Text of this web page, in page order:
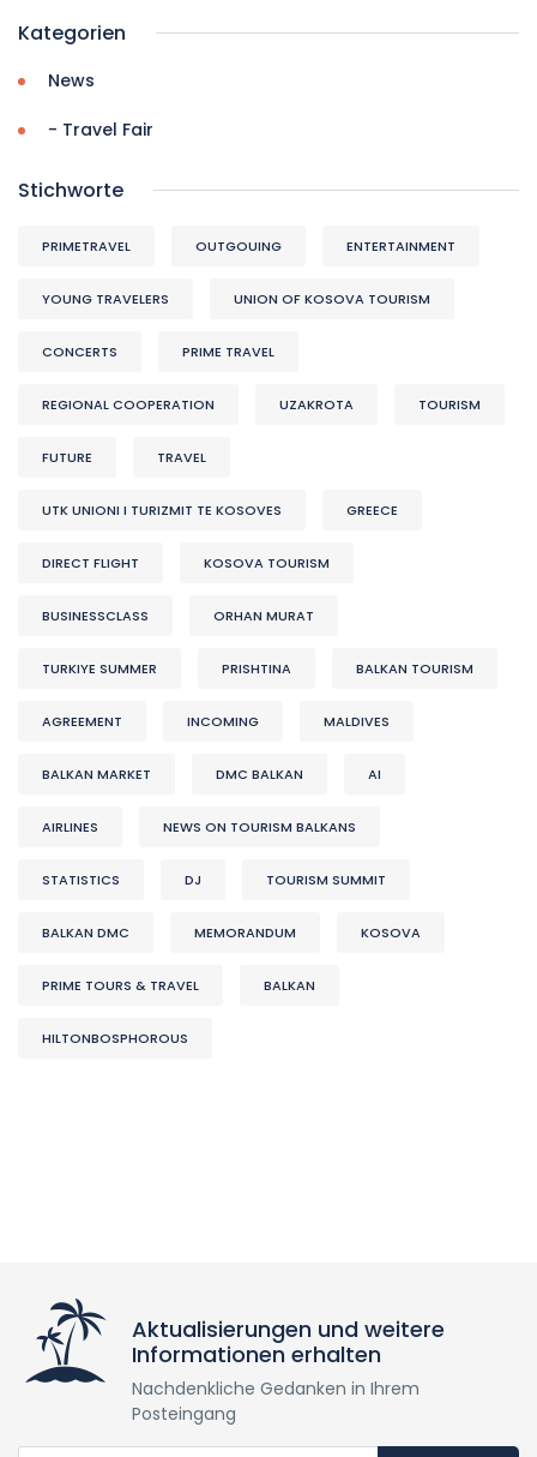
Kategorien
News
- Travel Fair
Stichworte
PRIMETRAVEL OUTGOUING ENTERTAINMENT
YOUNG TRAVELERS UNION OF KOSOVA TOURISM
CONCERTS PRIME TRAVEL
REGIONAL COOPERATION UZAKROTA TOURISM
FUTURE TRAVEL
UTK UNIONI I TURIZMIT TE KOSOVES GREECE
DIRECT FLIGHT KOSOVA TOURISM
BUSINESSCLASS ORHAN MURAT
TURKIYE SUMMER PRISHTINA BALKAN TOURISM
AGREEMENT INCOMING MALDIVES
BALKAN MARKET DMC BALKAN AI
AIRLINES NEWS ON TOURISM BALKANS
STATISTICS DJ TOURISM SUMMIT
BALKAN DMC MEMORANDUM KOSOVA
PRIME TOURS & TRAVEL BALKAN
HILTONBOSPHOROUS
Aktualisierungen und weitere
Informationen erhalten
Nachdenkliche Gedanken in Ihrem
Posteingang